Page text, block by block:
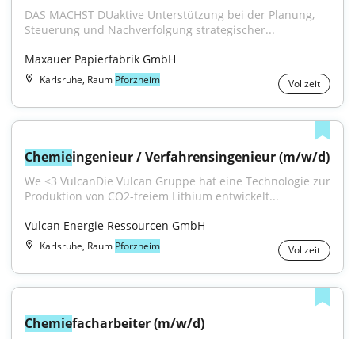
DAS MACHST DUaktive Unterstützung bei der Planung,
Steuerung und Nachverfolgung strategischer...
Maxauer Papierfabrik GmbH
Karlsruhe, Raum Pforzheim Vollzeit
Chemieingenieur / Verfahrensingenieur (m/w/d)
We <3 VulcanDie Vulcan Gruppe hat eine Technologie zur
Produktion von CO2-freiem Lithium entwickelt...
Vulcan Energie Ressourcen GmbH
Karlsruhe, Raum Pforzheim Vollzeit
Chemiefacharbeiter (m/w/d)